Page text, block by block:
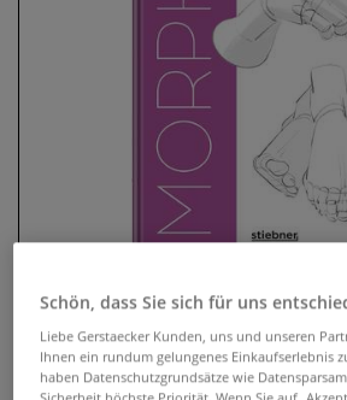
Schön, dass Sie sich für uns
Liebe Gerstaecker Kunden, uns und unseren
Ihnen ein rundum gelungenes Einkaufserlebnis
haben Datenschutzgrundsätze wie